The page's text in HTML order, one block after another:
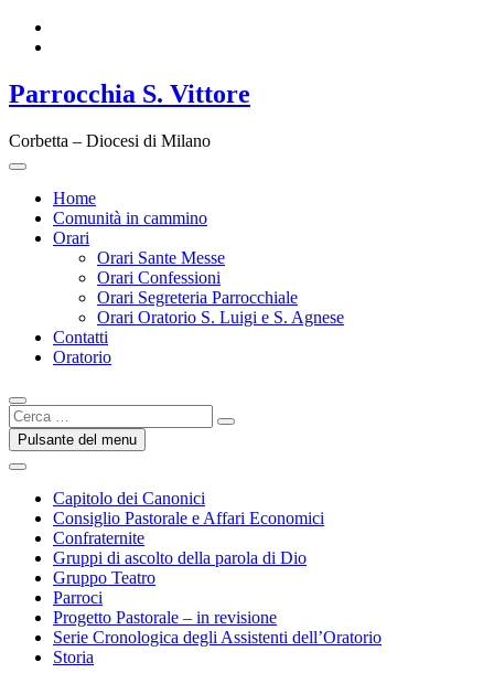
Parrocchia S. Vittore
Corbetta – Diocesi di Milano
Home
Comunità in cammino
Orari
Orari Sante Messe
Orari Confessioni
Orari Segreteria Parrocchiale
Orari Oratorio S. Luigi e S. Agnese
Contatti
Oratorio
Cerca
…Pulsante del menu
Capitolo dei Canonici
Consiglio Pastorale e Affari Economici
Confraternite
Gruppi di ascolto della parola di Dio
Gruppo Teatro
Parroci
Progetto Pastorale – in revisione
Serie Cronologica degli Assistenti dell’Oratorio
Storia